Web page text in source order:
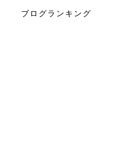
ブログランキング